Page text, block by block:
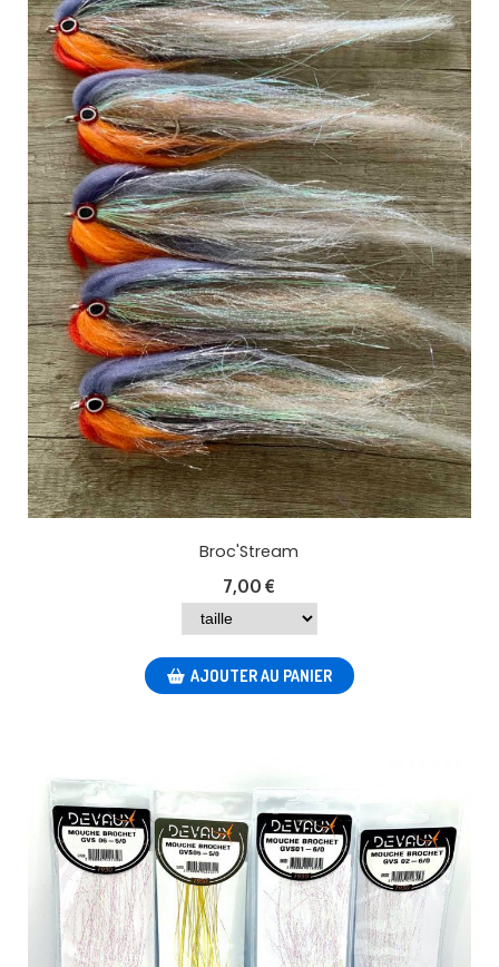
Broc'Stream
7,00 €
AJOUTER AU PANIER